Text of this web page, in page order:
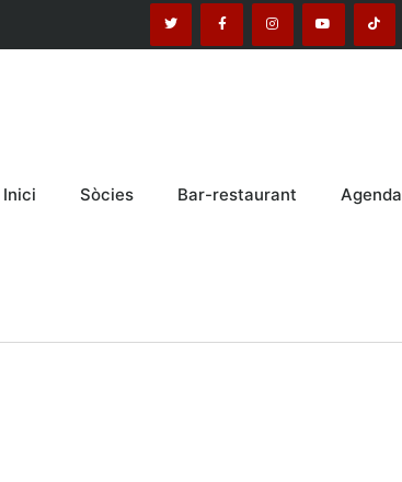
Inici Sòcies Bar-restaurant Agenda